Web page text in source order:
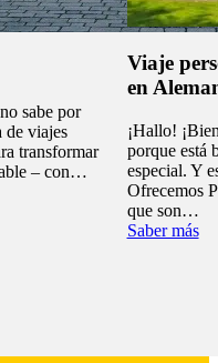
sabe por
de viajes
transformar
– con…
Viaje
en
¡Hallo!
porque está
especial. Y
Ofrecemos
que son…
Saber más